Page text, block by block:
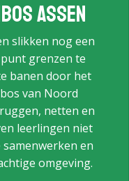
Assen
slikken nog een
grenzen te
banen door het
van Noord
netten en
leerlingen niet
en
omgeving.